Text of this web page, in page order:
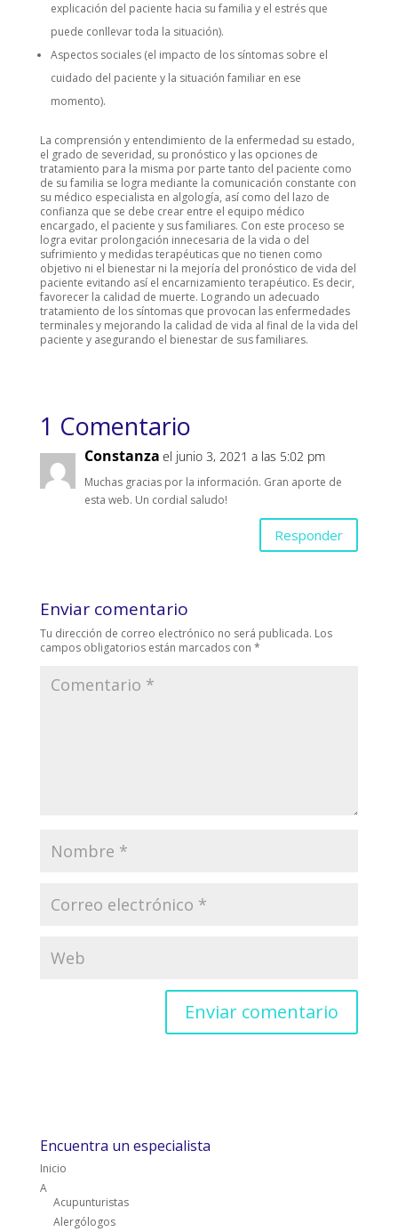
explicación del paciente hacia su familia y el estrés que
puede conllevar toda la situación).
Aspectos sociales (el impacto de los síntomas sobre el
cuidado del paciente y la situación familiar en ese
momento).
La comprensión y entendimiento de la enfermedad su estado,
el grado de severidad, su pronóstico y las opciones de
tratamiento para la misma por parte tanto del paciente como
de su familia se logra mediante la comunicación constante con
su médico especialista en algología, así como del lazo de
confianza que se debe crear entre el equipo médico
encargado, el paciente y sus familiares. Con este proceso se
logra evitar prolongación innecesaria de la vida o del
sufrimiento y medidas terapéuticas que no tienen como
objetivo ni el bienestar ni la mejoría del pronóstico de vida del
paciente evitando así el encarnizamiento terapéutico. Es decir,
favorecer la calidad de muerte. Logrando un adecuado
tratamiento de los síntomas que provocan las enfermedades
terminales y mejorando la calidad de vida al final de la vida del
paciente y asegurando el bienestar de sus familiares.
1 Comentario
Constanza el junio 3, 2021 a las 5:02 pm
Muchas gracias por la información. Gran aporte de
esta web. Un cordial saludo!
Responder
Enviar comentario
Tu dirección de correo electrónico no será publicada. Los
campos obligatorios están marcados con *
Encuentra un especialista
Inicio
A
Acupunturistas
Alergólogos